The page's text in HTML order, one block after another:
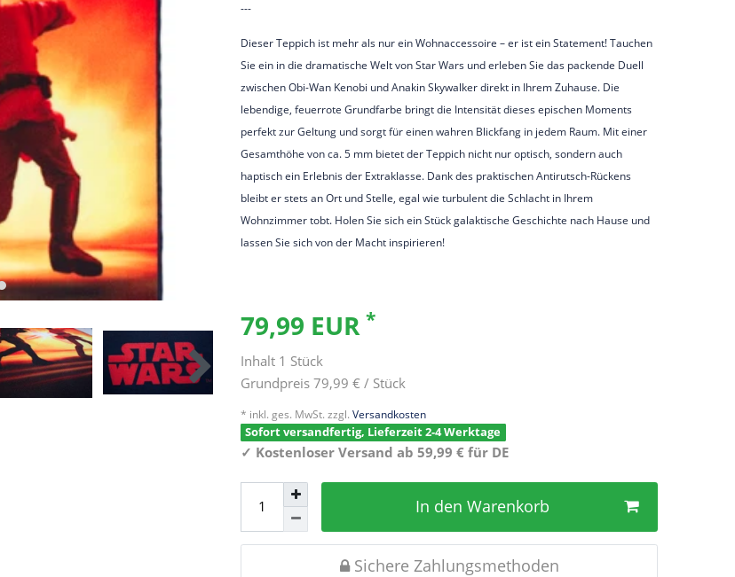
---
Dieser Teppich ist mehr als nur ein Wohnaccessoire – er ist ein Statement! Tauchen
Sie ein in die dramatische Welt von Star Wars und erleben Sie das packende Duell
zwischen Obi-Wan Kenobi und Anakin Skywalker direkt in Ihrem Zuhause. Die
lebendige, feuerrote Grundfarbe bringt die Intensität dieses epischen Moments
perfekt zur Geltung und sorgt für einen wahren Blickfang in jedem Raum. Mit einer
Gesamthöhe von ca. 5 mm bietet der Teppich nicht nur optisch, sondern auch
haptisch ein Erlebnis der Extraklasse. Dank des praktischen Antirutsch-Rückens
bleibt er stets an Ort und Stelle, egal wie turbulent die Schlacht in Ihrem
Wohnzimmer tobt. Holen Sie sich ein Stück galaktische Geschichte nach Hause und
lassen Sie sich von der Macht inspirieren!
79,99 EUR *
Inhalt 1 Stück
Grundpreis79,99 € / Stück
* inkl. ges. MwSt. zzgl. Versandkosten
Sofort versandfertig, Lieferzeit 2-4 Werktage
✓ Kostenloser Versand ab 59,99 € für DE
In den Warenkorb
Sichere Zahlungsmethoden